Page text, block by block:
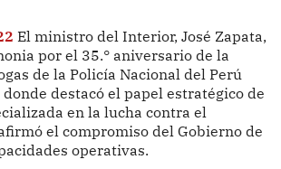
El ministro del Interior, José Zapata,
por el 35.° aniversario de la
de la Policía Nacional del Perú
donde destacó el papel estratégico de
en la lucha contra el
el compromiso del Gobierno de
operativas.